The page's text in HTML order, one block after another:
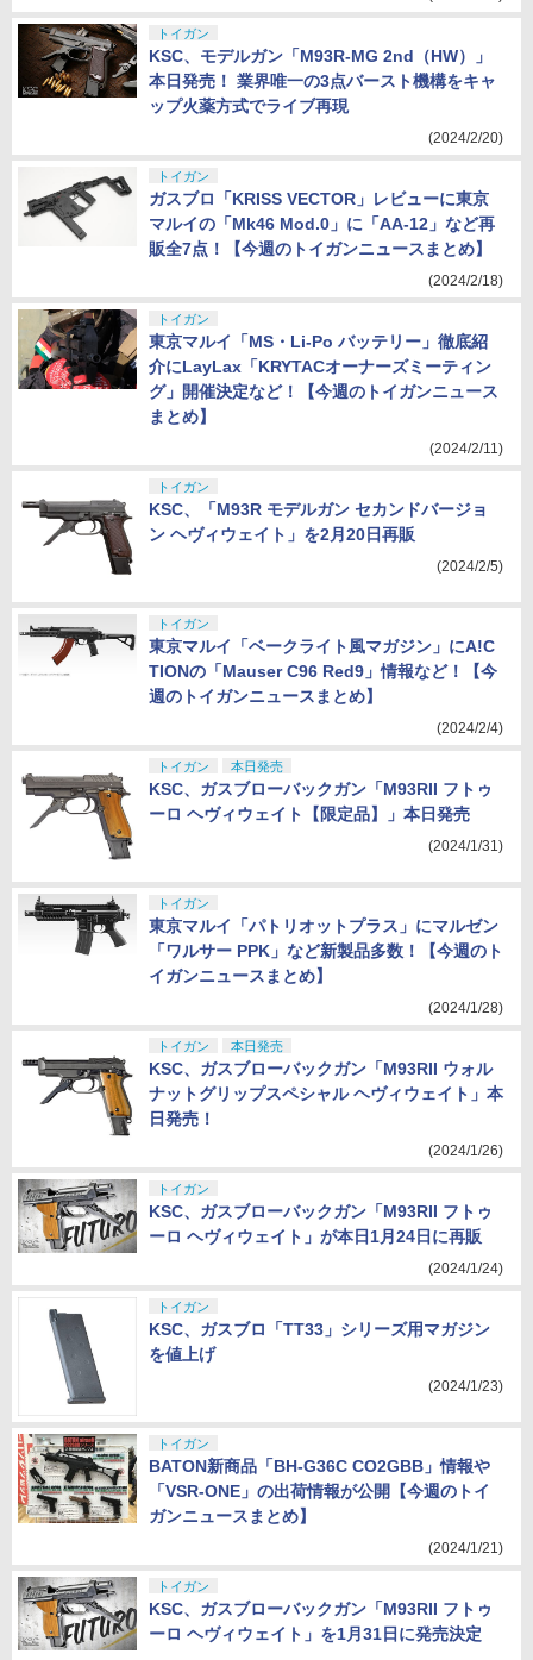
トイガン
KSC、モデルガン「M93R-MG 2nd（HW）」
本日発売！ 業界唯一の3点バースト機構をキャ
ップ火薬方式でライブ再現
(2024/2/20)
トイガン
ガスブロ「KRISS VECTOR」レビューに東京
マルイの「Mk46 Mod.0」に「AA-12」など再
販全7点！【今週のトイガンニュースまとめ】
(2024/2/18)
トイガン
東京マルイ「MS・Li-Po バッテリー」徹底紹
介にLayLax「KRYTACオーナーズミーティン
グ」開催決定など！【今週のトイガンニュース
まとめ】
(2024/2/11)
トイガン
KSC、「M93R モデルガン セカンドバージョ
ン ヘヴィウェイト」を2月20日再販
(2024/2/5)
トイガン
東京マルイ「ベークライト風マガジン」にA!C
TIONの「Mauser C96 Red9」情報など！【今
週のトイガンニュースまとめ】
(2024/2/4)
トイガン 本日発売
KSC、ガスブローバックガン「M93RII フトゥ
ーロ ヘヴィウェイト【限定品】」本日発売
(2024/1/31)
トイガン
東京マルイ「パトリオットプラス」にマルゼン
「ワルサー PPK」など新製品多数！【今週のト
イガンニュースまとめ】
(2024/1/28)
トイガン 本日発売
KSC、ガスブローバックガン「M93RII ウォル
ナットグリップスペシャル ヘヴィウェイト」本
日発売！
(2024/1/26)
トイガン
KSC、ガスブローバックガン「M93RII フトゥ
ーロ ヘヴィウェイト」が本日1月24日に再販
(2024/1/24)
トイガン
KSC、ガスブロ「TT33」シリーズ用マガジン
を値上げ
(2024/1/23)
トイガン
BATON新商品「BH-G36C CO2GBB」情報や
「VSR-ONE」の出荷情報が公開【今週のトイ
ガンニュースまとめ】
(2024/1/21)
トイガン
KSC、ガスブローバックガン「M93RII フトゥ
ーロ ヘヴィウェイト」を1月31日に発売決定